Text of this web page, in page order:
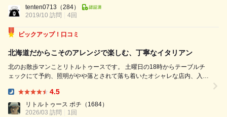
く 最大限高めるための調理。 これだけでも凄い事なのに更に 季節を感じ
る心に残る印象的な表現ま...
tenten0713 （284）
2019/10 訪問
4回
ピックアップ！口コミ
北海道だからこそのアレンジで楽しむ、丁寧なイタリアン
北のお散歩マンことリトルトゥースです。 土曜日の18時からテーブルチ
ェックにて予約、照明がやや落とされて落ち着いたオシャレな店内、入る
がしっかりゲストと向き合う姿勢が見られます。 隣の席との間隔が広い
ので、プライバシーが...
4.5
リトルトゥース ポチ （1684）
2026/03 訪問
1回